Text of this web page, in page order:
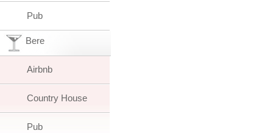
Pub
Bere
Airbnb
Country House
Pub